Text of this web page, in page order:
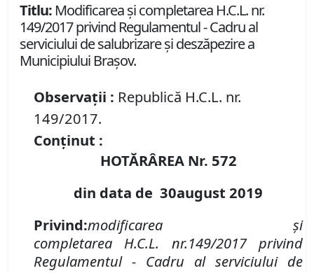
Titlu: Modificarea și completarea H.C.L. nr.
149/2017 privind Regulamentul - Cadru al
serviciului de salubrizare și deszăpezire a
Municipiului Brașov.
Observații : Republică H.C.L. nr.
149/2017.
Conținut :
HOTĂRÂREA Nr. 572
din data de 30august2019
Privind:modificarea și
completarea H.C.L. nr.149/2017 privind
Regulamentul - Cadru al serviciului de